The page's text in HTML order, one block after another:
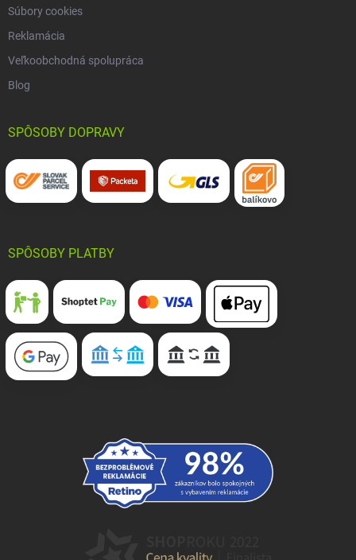
Súbory cookies
Reklamácia
Veľkoobchodná spolupráca
Blog
SPÔSOBY DOPRAVY
SPÔSOBY PLATBY